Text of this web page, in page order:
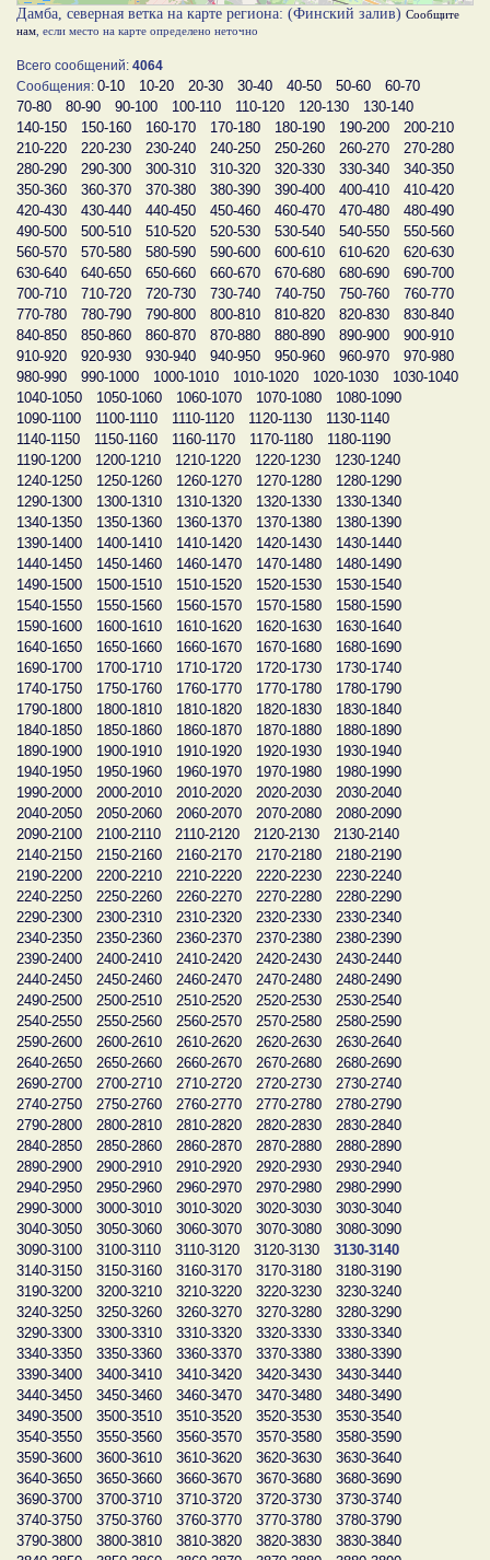
Дамба, северная ветка на карте региона: (Финский залив) Сообщите
нам , если место на карте определено неточно
Всего сообщений: 4064
Сообщения: 0-10 10-20 20-30 30-40 40-50 50-60
60-70
70-80
80-90 90-100 100-110 110-120 120-130
130-140
140-150
150-160 160-170 170-180 180-190 190-200
200-210
210-220
220-230 230-240 240-250 250-260 260-270
270-280
280-290
290-300 300-310 310-320 320-330 330-340
340-350
350-360
360-370 370-380 380-390 390-400 400-410
410-420
420-430
430-440 440-450 450-460 460-470 470-480
480-490
490-500
500-510 510-520 520-530 530-540 540-550
550-560
560-570
570-580 580-590 590-600 600-610 610-620
620-630
630-640
640-650 650-660 660-670 670-680 680-690
690-700
700-710
710-720 720-730 730-740 740-750 750-760
760-770
770-780
780-790 790-800 800-810 810-820 820-830
830-840
840-850
850-860 860-870 870-880 880-890 890-900
900-910
910-920
920-930 930-940 940-950 950-960 960-970
970-980
980-990
990-1000 1000-1010 1010-1020 1020-1030
1030-1040
1040-1050
1050-1060 1060-1070 1070-1080
1080-1090
1090-1100
1100-1110 1110-1120 1120-1130
1130-1140
1140-1150
1150-1160 1160-1170 1170-1180
1180-1190
1190-1200
1200-1210 1210-1220 1220-1230
1230-1240
1240-1250
1250-1260 1260-1270 1270-1280
1280-1290
1290-1300
1300-1310 1310-1320 1320-1330
1330-1340
1340-1350
1350-1360 1360-1370 1370-1380
1380-1390
1390-1400
1400-1410 1410-1420 1420-1430
1430-1440
1440-1450
1450-1460 1460-1470 1470-1480
1480-1490
1490-1500
1500-1510 1510-1520 1520-1530
1530-1540
1540-1550
1550-1560 1560-1570 1570-1580
1580-1590
1590-1600
1600-1610 1610-1620 1620-1630
1630-1640
1640-1650
1650-1660 1660-1670 1670-1680
1680-1690
1690-1700
1700-1710 1710-1720 1720-1730
1730-1740
1740-1750
1750-1760 1760-1770 1770-1780
1780-1790
1790-1800
1800-1810 1810-1820 1820-1830
1830-1840
1840-1850
1850-1860 1860-1870 1870-1880
1880-1890
1890-1900
1900-1910 1910-1920 1920-1930
1930-1940
1940-1950
1950-1960 1960-1970 1970-1980
1980-1990
1990-2000
2000-2010 2010-2020 2020-2030
2030-2040
2040-2050
2050-2060 2060-2070 2070-2080
2080-2090
2090-2100
2100-2110 2110-2120 2120-2130
2130-2140
2140-2150
2150-2160 2160-2170 2170-2180
2180-2190
2190-2200
2200-2210 2210-2220 2220-2230
2230-2240
2240-2250
2250-2260 2260-2270 2270-2280
2280-2290
2290-2300
2300-2310 2310-2320 2320-2330
2330-2340
2340-2350
2350-2360 2360-2370 2370-2380
2380-2390
2390-2400
2400-2410 2410-2420 2420-2430
2430-2440
2440-2450
2450-2460 2460-2470 2470-2480
2480-2490
2490-2500
2500-2510 2510-2520 2520-2530
2530-2540
2540-2550
2550-2560 2560-2570 2570-2580
2580-2590
2590-2600
2600-2610 2610-2620 2620-2630
2630-2640
2640-2650
2650-2660 2660-2670 2670-2680
2680-2690
2690-2700
2700-2710 2710-2720 2720-2730
2730-2740
2740-2750
2750-2760 2760-2770 2770-2780
2780-2790
2790-2800
2800-2810 2810-2820 2820-2830
2830-2840
2840-2850
2850-2860 2860-2870 2870-2880
2880-2890
2890-2900
2900-2910 2910-2920 2920-2930
2930-2940
2940-2950
2950-2960 2960-2970 2970-2980
2980-2990
2990-3000
3000-3010 3010-3020 3020-3030
3030-3040
3040-3050
3050-3060 3060-3070 3070-3080
3080-3090
3090-3100
3100-3110 3110-3120 3120-3130
3130-3140
3140-3150
3150-3160 3160-3170 3170-3180
3180-3190
3190-3200
3200-3210 3210-3220 3220-3230
3230-3240
3240-3250
3250-3260 3260-3270 3270-3280
3280-3290
3290-3300
3300-3310 3310-3320 3320-3330
3330-3340
3340-3350
3350-3360 3360-3370 3370-3380
3380-3390
3390-3400
3400-3410 3410-3420 3420-3430
3430-3440
3440-3450
3450-3460 3460-3470 3470-3480
3480-3490
3490-3500
3500-3510 3510-3520 3520-3530
3530-3540
3540-3550
3550-3560 3560-3570 3570-3580
3580-3590
3590-3600
3600-3610 3610-3620 3620-3630
3630-3640
3640-3650
3650-3660 3660-3670 3670-3680
3680-3690
3690-3700
3700-3710 3710-3720 3720-3730
3730-3740
3740-3750
3750-3760 3760-3770 3770-3780
3780-3790
3790-3800
3800-3810 3810-3820 3820-3830
3830-3840